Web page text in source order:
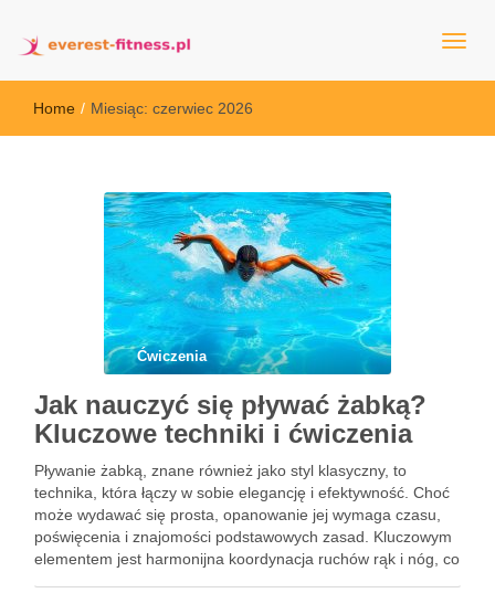
everest-fitness.pl
Home / Miesiąc: czerwiec 2026
Ćwiczenia
Jak nauczyć się pływać żabką?
Kluczowe techniki i ćwiczenia
Pływanie żabką, znane również jako styl klasyczny, to
technika, która łączy w sobie elegancję i efektywność. Choć
może wydawać się prosta, opanowanie jej wymaga czasu,
poświęcenia i znajomości podstawowych zasad. Kluczowym
elementem jest harmonijna koordynacja ruchów rąk i nóg, co